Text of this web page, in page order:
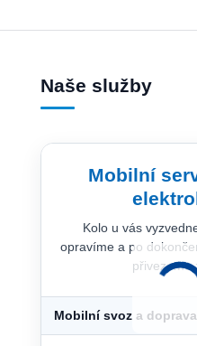
Naše služby
Mobilní
Kolo u vás
opravíme a po
přivezeme
Mobilní svoz a